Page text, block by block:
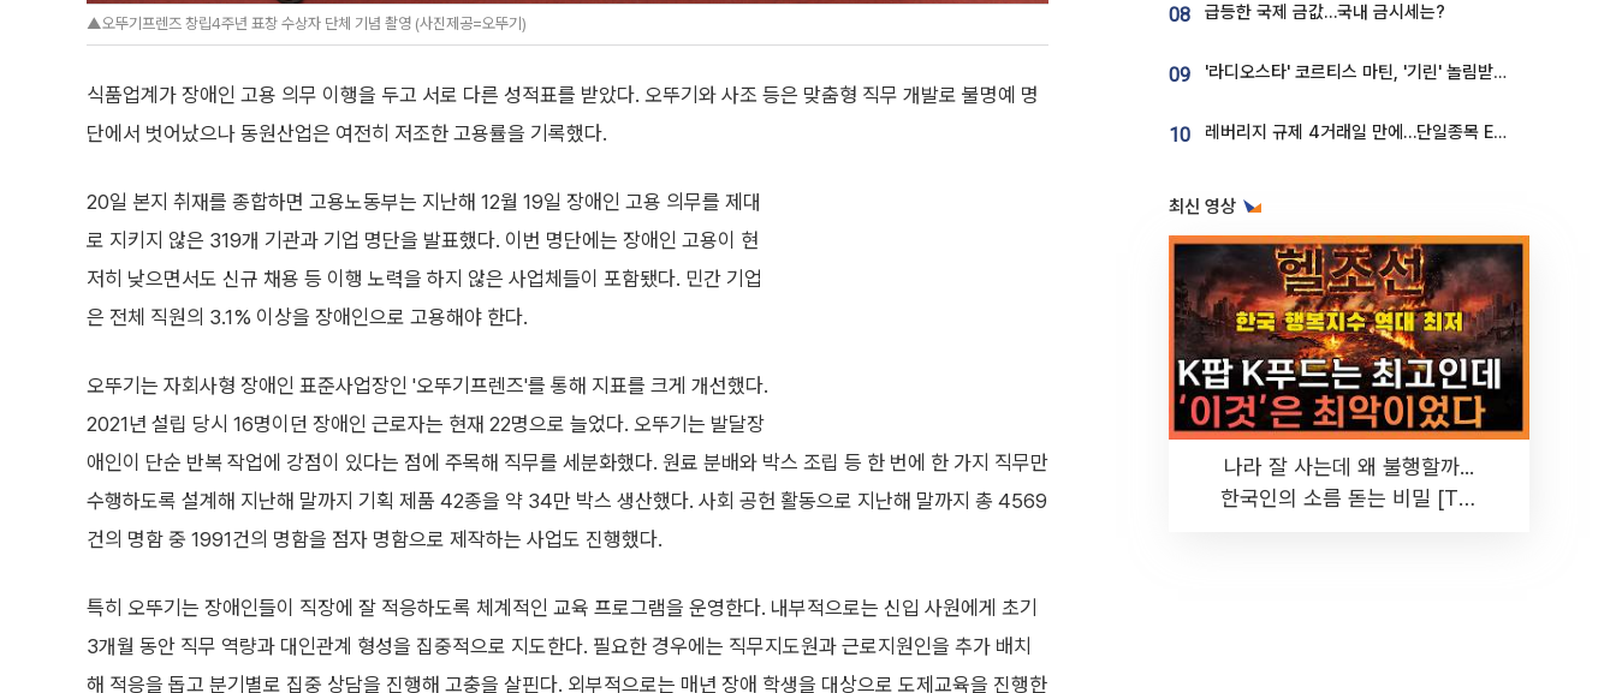
▲오뚜기프렌즈 창립4주년 표창 수상자 단체 기념 촬영 (사진제공=오뚜기)
식품업계가 장애인 고용 의무 이행을 두고 서로 다른 성적표를 받았다. 오뚜기와 사조 등은 맞춤형 직무 개발로 불명예 명
단에서 벗어났으나 동원산업은 여전히 저조한 고용률을 기록했다.
20일 본지 취재를 종합하면 고용노동부는 지난해 12월 19일 장애인 고용 의무를 제대
로 지키지 않은 319개 기관과 기업 명단을 발표했다. 이번 명단에는 장애인 고용이 현
저히 낮으면서도 신규 채용 등 이행 노력을 하지 않은 사업체들이 포함됐다. 민간 기업
은 전체 직원의 3.1% 이상을 장애인으로 고용해야 한다.
오뚜기는 자회사형 장애인 표준사업장인 '오뚜기프렌즈'를 통해 지표를 크게 개선했다.
2021년 설립 당시 16명이던 장애인 근로자는 현재 22명으로 늘었다. 오뚜기는 발달장
애인이 단순 반복 작업에 강점이 있다는 점에 주목해 직무를 세분화했다. 원료 분배와 박스 조립 등 한 번에 한 가지 직무만
수행하도록 설계해 지난해 말까지 기획 제품 42종을 약 34만 박스 생산했다. 사회 공헌 활동으로 지난해 말까지 총 4569
건의 명함 중 1991건의 명함을 점자 명함으로 제작하는 사업도 진행했다.
특히 오뚜기는 장애인들이 직장에 잘 적응하도록 체계적인 교육 프로그램을 운영한다. 내부적으로는 신입 사원에게 초기
3개월 동안 직무 역량과 대인관계 형성을 집중적으로 지도한다. 필요한 경우에는 직무지도원과 근로지원인을 추가 배치
해 적응을 돕고 분기별로 집중 상담을 진행해 고충을 살핀다. 외부적으로는 매년 장애 학생을 대상으로 도제교육을 진행한
08 급등한 국제 금값…국내 금시세는?
09 '라디오스타' 코르티스 마틴, '기린' 놀림받던 190.5cm…"명품쇼 빛낸 모델핏"
10 레버리지 규제 4거래일 만에…단일종목 ETF 거래대금 '13분의 1' 급감
최신 영상
나라 잘 사는데 왜 불행할까...
한국인의 소름 돋는 비밀 [T같